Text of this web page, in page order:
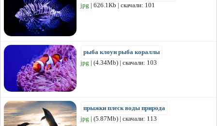
jpg | 626.1Kb | скачали: 101
рыба клоун рыба кораллы
jpg | (4.34Mb) | скачали: 103
прыжки плеск воды природа
jpg | (5.87Mb) | скачали: 113